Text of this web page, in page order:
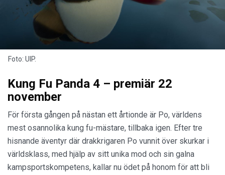
Foto: UIP.
Kung Fu Panda 4 – premiär 22
november
För första gången på nästan ett årtionde är Po, världens
mest osannolika kung fu-mästare, tillbaka igen. Efter tre
hisnande äventyr där drakkrigaren Po vunnit över skurkar i
världsklass, med hjälp av sitt unika mod och sin galna
kampsportskompetens, kallar nu ödet på honom för att bli